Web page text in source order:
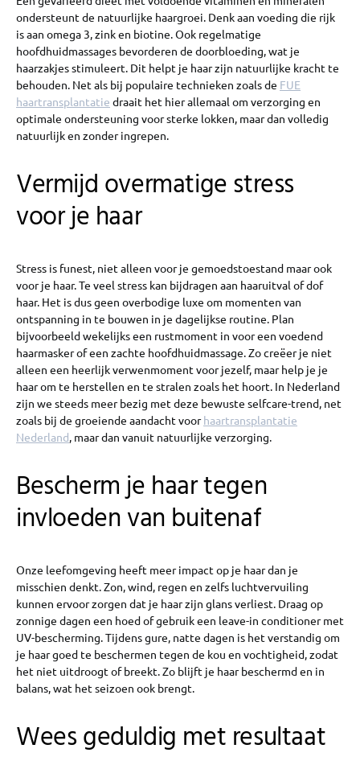
ondersteunt de natuurlijke haargroei. Denk aan voeding die rijk
is aan omega 3, zink en biotine. Ook regelmatige
hoofdhuidmassages bevorderen de doorbloeding, wat je
haarzakjes stimuleert. Dit helpt je haar zijn natuurlijke kracht te
behouden. Net als bij populaire technieken zoals de FUE
haartransplantatie draait het hier allemaal om verzorging en
optimale ondersteuning voor sterke lokken, maar dan volledig
natuurlijk en zonder ingrepen.
Vermijd overmatige stress
voor je haar
Stress is funest, niet alleen voor je gemoedstoestand maar ook
voor je haar. Te veel stress kan bijdragen aan haaruitval of dof
haar. Het is dus geen overbodige luxe om momenten van
ontspanning in te bouwen in je dagelijkse routine. Plan
bijvoorbeeld wekelijks een rustmoment in voor een voedend
haarmasker of een zachte hoofdhuidmassage. Zo creëer je niet
alleen een heerlijk verwenmoment voor jezelf, maar help je je
haar om te herstellen en te stralen zoals het hoort. In Nederland
zijn we steeds meer bezig met deze bewuste selfcare-trend, net
zoals bij de groeiende aandacht voorhaartransplantatie
Nederland, maar dan vanuit natuurlijke verzorging.
Bescherm je haar tegen
invloeden van buitenaf
Onze leefomgeving heeft meer impact op je haar dan je
misschien denkt. Zon, wind, regen en zelfs luchtvervuiling
kunnen ervoor zorgen dat je haar zijn glans verliest. Draag op
zonnige dagen een hoed of gebruik een leave-in conditioner met
UV-bescherming. Tijdens gure, natte dagen is het verstandig om
je haar goed te beschermen tegen de kou en vochtigheid, zodat
het niet uitdroogt of breekt. Zo blijft je haar beschermd en in
balans, wat het seizoen ook brengt.
Wees geduldig met resultaat